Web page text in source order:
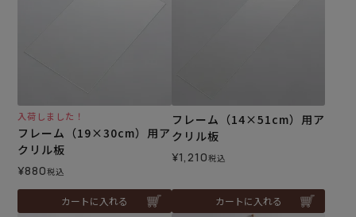
入荷しました！
フレーム（19×30cm）用ア
クリル板
¥880税込
カートに入れる
フレーム（14×51cm）用ア
クリル板
¥1,210税込
カートに入れる